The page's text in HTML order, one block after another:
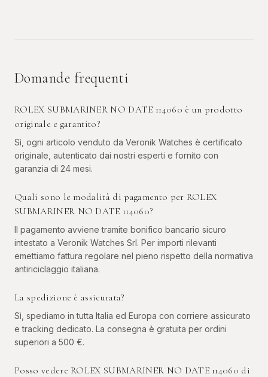
Domande frequenti
ROLEX SUBMARINER NO DATE 114060 è un prodotto
originale e garantito?
Sì, ogni articolo venduto da Veronik Watches è certificato
originale, autenticato dai nostri esperti e fornito con
garanzia di 24 mesi.
Quali sono le modalità di pagamento per ROLEX
SUBMARINER NO DATE 114060?
Il pagamento avviene tramite bonifico bancario sicuro
intestato a Veronik Watches Srl. Per importi rilevanti
emettiamo fattura regolare nel pieno rispetto della normativa
antiriciclaggio italiana.
La spedizione è assicurata?
Sì, spediamo in tutta Italia ed Europa con corriere assicurato
e tracking dedicato. La consegna è gratuita per ordini
superiori a 500 €.
Posso vedere ROLEX SUBMARINER NO DATE 114060 di